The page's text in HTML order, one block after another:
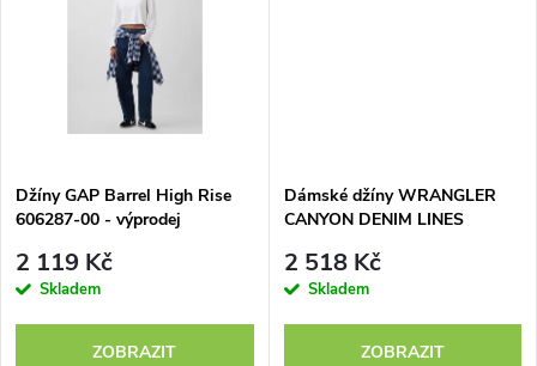
Džíny GAP Barrel High Rise
606287-00 - výprodej
2 119 Kč
Skladem
ZOBRAZIT
Dámské džíny WRANGLER
CANYON DENIM LINES
2 518 Kč
Skladem
ZOBRAZIT